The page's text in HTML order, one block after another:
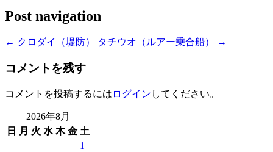
Post navigation
← クロダイ（堤防） タチウオ（ルアー乗合船） →
コメントを残す
コメントを投稿するには ログイン してください。
2026年8月
日
月 火 水 木 金 土
1